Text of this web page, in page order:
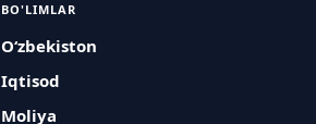
BO'LIMLAR
O‘zbekiston
Iqtisod
Moliya